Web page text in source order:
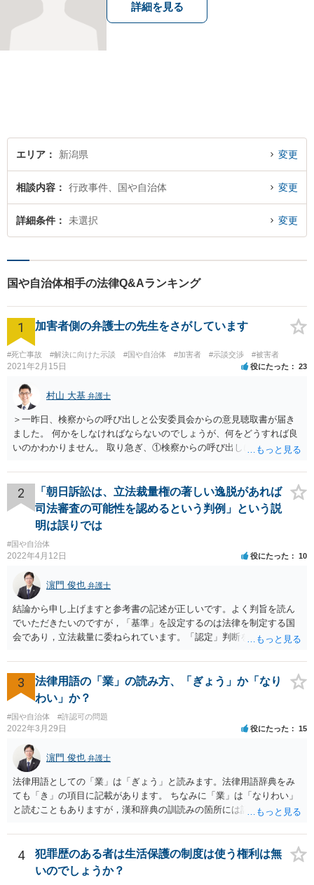
詳細を見る
エリア 新潟県 変更
相談内容 行政事件、国や自治体 変更
詳細条件 未選択 変更
国や自治体相手の法律Q&Aランキング
1 加害者側の弁護士の先生をさがしています
#死亡事故 #解決に向けた示談 #国や自治体 #加害者 #示談交渉 #被害者
2021年2月15日 役にたった 23
村山 大基 弁護士
＞一昨日、検察からの呼び出しと公安委員会からの意見聴取書が届き
ました。 何かをしなければならないのでしょうが、何をどうすれば良
いのかわかりません。 取り急ぎ、①検察からの呼び出しにはきちんと
いいと思います。 ＞示談と刑事の両方を相談できる弁護士の先生をさ
がしております。 ネットでさがすとあまりの多さに戸惑っておりま
す。 どの方にお願いしても同じなのでしょうか。 話してみた感じや説
明など、いろいろ考慮して判断することになります。 書類が届いたば
かりで不安でしょうから、どこかしら相談に行ってみると良いと思い
ます。 複数の弁護士に相談されて決められるケースもありますし、は
じめに相談したところで依頼しなければならないわけではありませ
ん。
2
「朝日訴訟は、立法裁量権の著しい逸脱があれば
司法審査の可能性を認めるという判例」という説
明は誤りでは
#国や自治体
2022年4月12日 役にたった 10
濵門 俊也 弁護士
結論から申し上げますと参考書の記述が正しいです。よく判旨を読ん
でいただきたいのですが，「基準」を設定するのは法律を制定する国
会であり，立法裁量に委ねられています。「認定」判断をするのが行
て著しく低い基準を設定する」おそれのある主体は国会です。ですの
で，後の「裁量権」の主体も国会となります。
3
法律用語の「業」の読み方、「ぎょう」か「なり
わい」か？
#国や自治体 #許認可の問題
2022年3月29日 役にたった 15
濵門 俊也 弁護士
法律用語としての「業」は「ぎょう」と読みます。法律用語辞典をみ
ても「き」の項目に記載があります。 ちなみに「業」は「なりわい」
と読むこともありますが，漢和辞典の訓読みの箇所には記載がないで
4
犯罪歴のある者は生活保護の制度は使う権利は無
いのでしょうか？